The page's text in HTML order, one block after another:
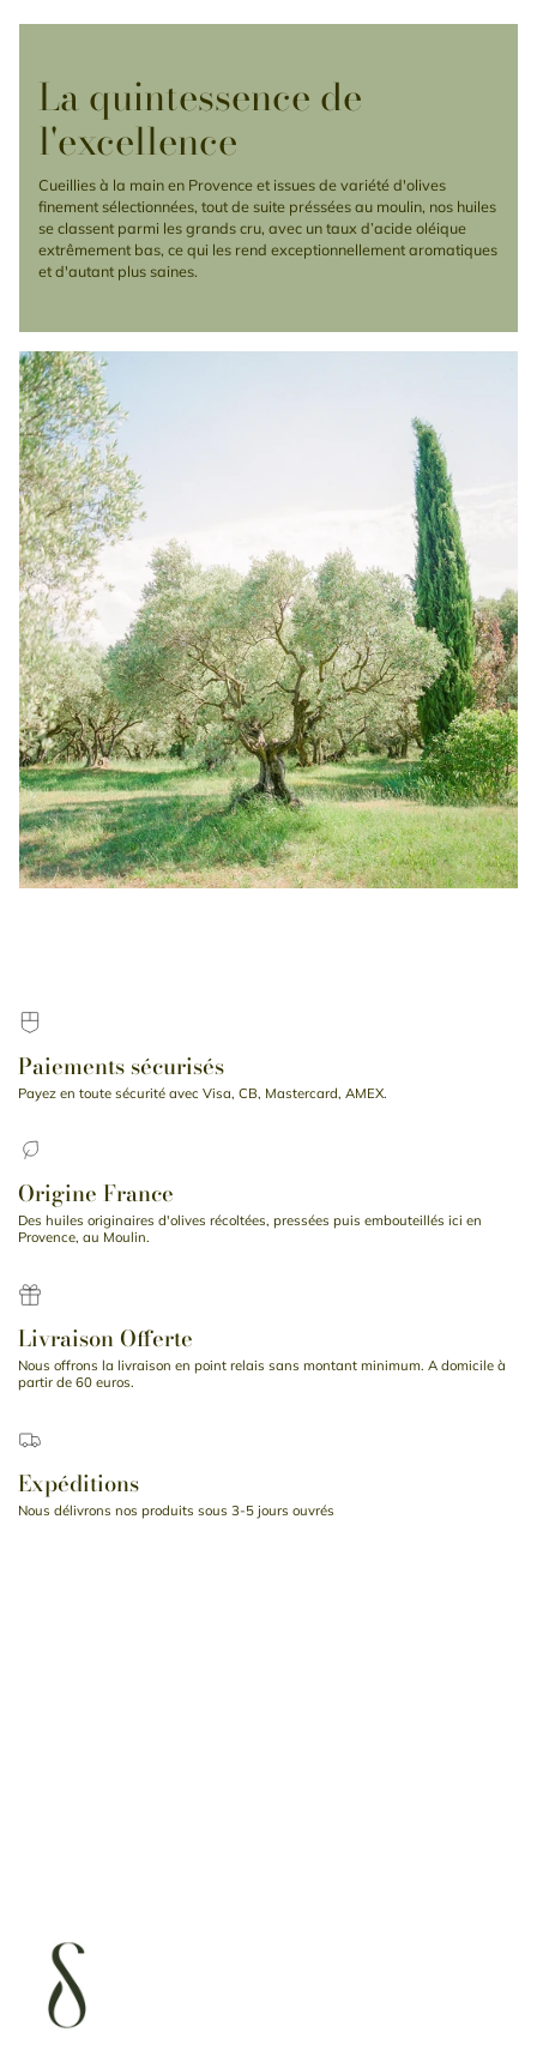
La quintessence de
l'excellence
Cueillies à la main en Provence et issues de variété d'olives
finement sélectionnées, tout de suite préssées au moulin, nos huiles
se classent parmi les grands cru, avec un taux d’acide oléique
extrêmement bas, ce qui les rend exceptionnellement aromatiques
et d'autant plus saines.
Paiements sécurisés
Payez en toute sécurité avec Visa, CB, Mastercard, AMEX.
Origine France
Des huiles originaires d'olives récoltées, pressées puis embouteillés ici en
Provence, au Moulin.
Livraison Offerte
Nous offrons la livraison en point relais sans montant minimum. A domicile à
partir de 60 euros.
Expéditions
Nous délivrons nos produits sous 3-5 jours ouvrés